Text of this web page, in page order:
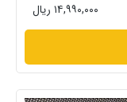
۱۴,۹۹۰,۰۰۰ ریال